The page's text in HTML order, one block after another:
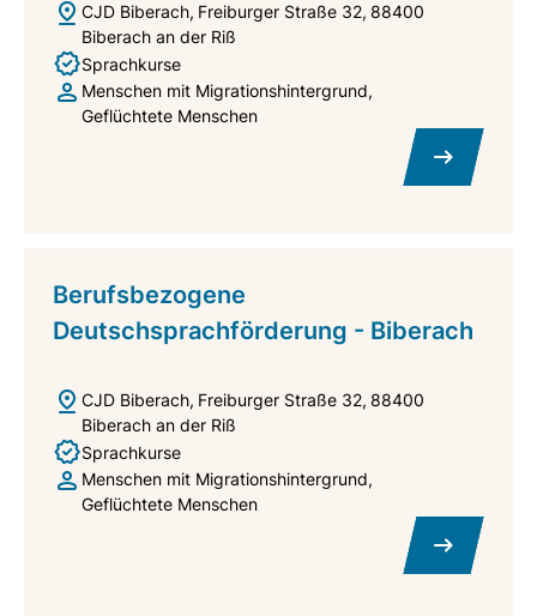
CJD Biberach Freiburger Straße 32 88400
Biberach an der Riß
Sprachkurse
Menschen mit Migrationshintergrund
Geflüchtete Menschen
Berufsbezogene
Deutschsprachförderung - Biberach
CJD Biberach Freiburger Straße 32 88400
Biberach an der Riß
Sprachkurse
Menschen mit Migrationshintergrund
Geflüchtete Menschen